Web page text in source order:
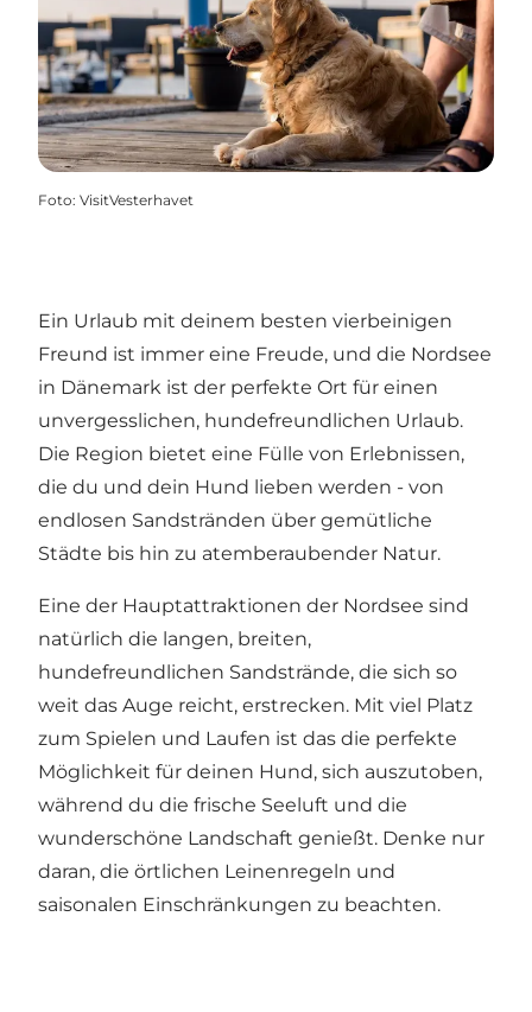
Foto: VisitVesterhavet
Ein Urlaub mit deinem besten vierbeinigen
Freund ist immer eine Freude, und die Nordsee
in Dänemark ist der perfekte Ort für einen
unvergesslichen, hundefreundlichen Urlaub.
Die Region bietet eine Fülle von Erlebnissen,
die du und dein Hund lieben werden - von
endlosen Sandstränden über gemütliche
Städte bis hin zu atemberaubender Natur.
Eine der Hauptattraktionen der Nordsee sind
natürlich die langen, breiten,
hundefreundlichen Sandstrände, die sich so
weit das Auge reicht, erstrecken. Mit viel Platz
zum Spielen und Laufen ist das die perfekte
Möglichkeit für deinen Hund, sich auszutoben,
während du die frische Seeluft und die
wunderschöne Landschaft genießt. Denke nur
daran, die örtlichen Leinenregeln und
saisonalen Einschränkungen zu beachten.